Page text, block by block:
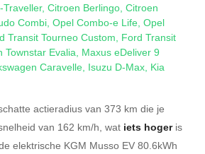
Traveller, Citroen Berlingo, Citroen
Combi, Opel Combo-e Life, Opel
Transit Tourneo Custom, Ford Transit
Townstar Evalia, Maxus eDeliver 9
Caravelle, Isuzu D-Max, Kia
actieradius van 373 km die je
van 162 km/h, wat iets hogeris
elektrische KGM Musso EV 80.6kWh